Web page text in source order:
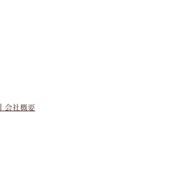
｜会社概要